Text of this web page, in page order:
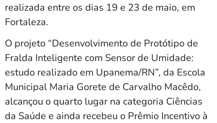
realizada entre os dias 19 e 23 de maio, em
Fortaleza.
O projeto “Desenvolvimento de Protótipo de
Fralda Inteligente com Sensor de Umidade:
estudo realizado em Upanema/RN”, da Escola
Municipal Maria Gorete de Carvalho Macêdo,
alcançou o quarto lugar na categoria Ciências
da Saúde e ainda recebeu o Prêmio Incentivo à